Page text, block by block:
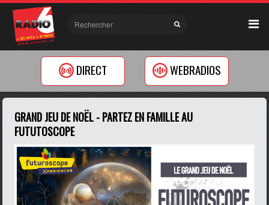
DIRECT WEBRADIOS
GRAND JEU DE NOËL - PARTEZ EN FAMILLE AU
FUTUTOSCOPE